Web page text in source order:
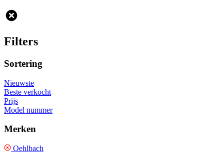
Filters
Sortering
Nieuwste
Beste verkocht
Prijs
Model nummer
Merken
Oehlbach